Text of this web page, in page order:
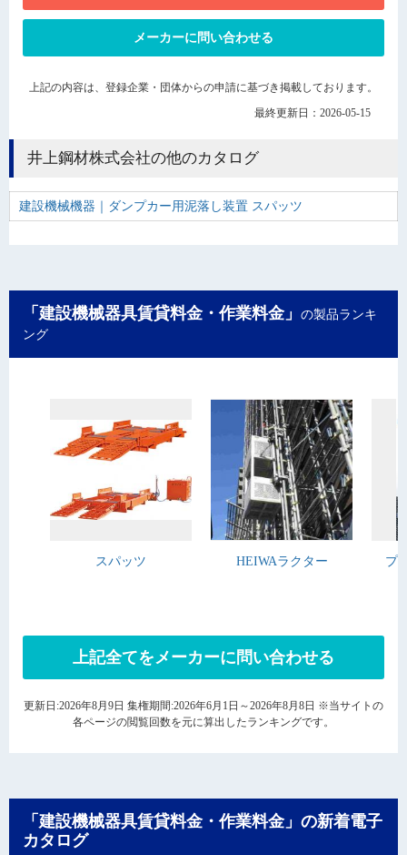
メーカーに問い合わせる
上記の内容は、登録企業・団体からの申請に基づき掲載しております。
最終更新日：2026-05-15
井上鋼材株式会社の他のカタログ
建設機械機器｜ダンプカー用泥落し装置 スパッツ
「建設機械器具賃貸料金・作業料金」
の製品ランキ
ング
スパッツ HEIWAラクター プ
上記全てをメーカーに問い合わせる
更新日:2026年8月9日 集権期間:2026年6月1日～2026年8月8日 ※当サイトの
各ページの閲覧回数を元に算出したランキングです。
「建設機械器具賃貸料金・作業料金」の新着電子
カタログ